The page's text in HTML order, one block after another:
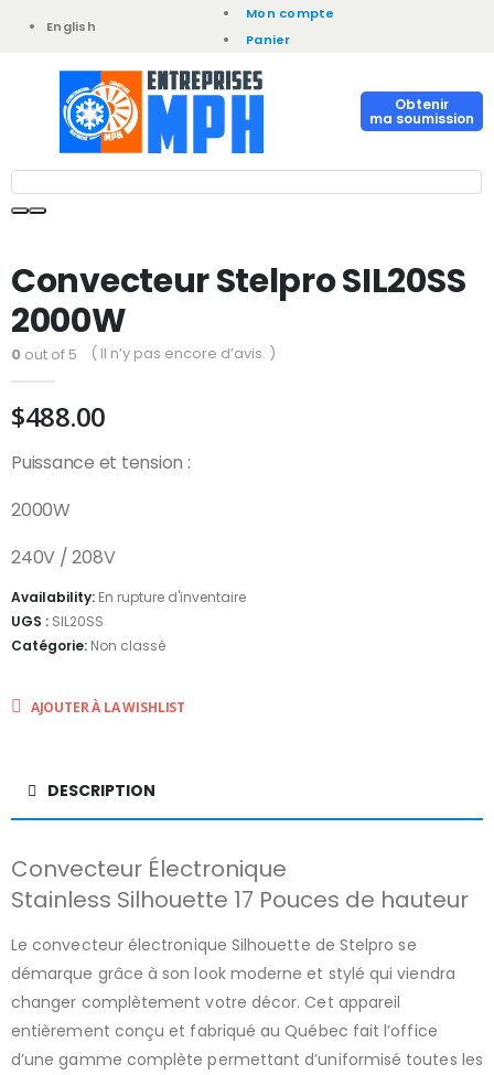
English
Mon compte
Panier
Obtenir
ma soumission
Convecteur Stelpro SIL20SS
2000W
0 out of 5 ( Il n’y pas encore d’avis. )
$488.00
Puissance et tension :
2000W
240V / 208V
Availability: En rupture d'inventaire
UGS : SIL20SS
Catégorie: Non classé
AJOUTER À LA WISHLIST
DESCRIPTION
Convecteur Électronique
Stainless Silhouette 17 Pouces de hauteur
Le convecteur électronique Silhouette de Stelpro se
démarque grâce à son look moderne et stylé qui viendra
changer complètement votre décor. Cet appareil
entièrement conçu et fabriqué au Québec fait l’office
d’une gamme complète permettant d’uniformisé toutes les